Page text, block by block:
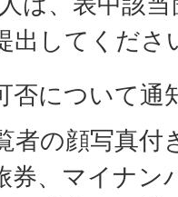
出してくださ
否について通
者の顔写真付
券、マイナ